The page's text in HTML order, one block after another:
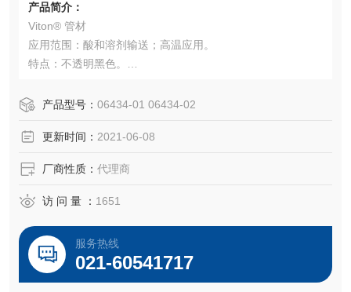
产品简介：
Viton® 管材
应用范围：酸和溶剂输送；高温应用。
特点：不透明黑色。
温度范围：8 至 400°F（-13 至 204°C）
产品型号： 06434-01 06434-02
更新时间： 2021-06-08
厂商性质： 代理商
访 问 量 ： 1651
服务热线
021-60541717